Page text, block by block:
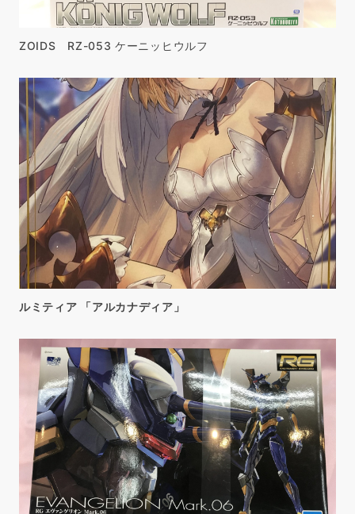
ZOIDS RZ-053 ケーニッヒウルフ
ルミティア 「アルカナディア」